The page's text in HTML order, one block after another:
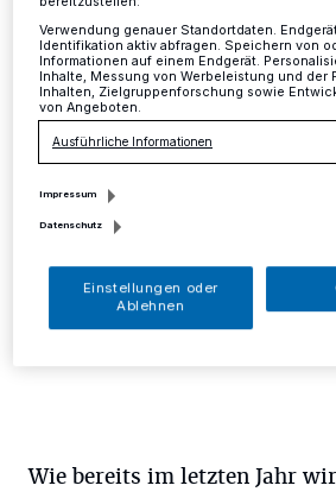
Dezember
Mettmann·Der Förderverein der
Feuerwehr und Jugendfeuerwehr
am Sonntag, 2. Dezember ab
deftige Erbsensuppe verkaufen.
Wie bereits im letzten Jahr
Verwendung genauer Standortdaten.
Identifikation aktiv abfragen. Speichern von
Informationen auf einem Endgerät.
Inhalte, Messung von Werbeleistung und der
Inhalten, Zielgruppenforschung sowie
von Angeboten.
Ausführliche Informationen
Impressum
Datenschutz
Einstellungen oder
Ablehnen